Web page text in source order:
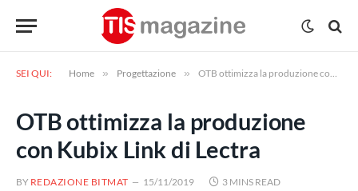
SEI QUI: Home » Progettazione » OTB ottimizza la produzione con Kubix Link di Lectra
OTB ottimizza la produzione
con Kubix Link di Lectra
BY REDAZIONE BITMAT 15/11/2019 3 MINS READ